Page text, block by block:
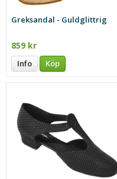
Greksandal - Guldglittrig
859 kr
Info Köp